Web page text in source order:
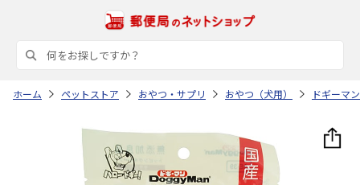
ホーム ペットストア おやつ・サプリ おやつ（犬用） ドギーマ